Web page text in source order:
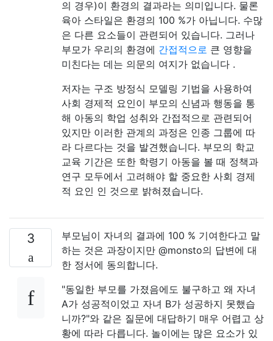
의 경우)이 환경의 결과라는 의미입니다. 물론
육아 스타일은 환경의 100 %가 아닙니다. 수많
은 다른 요소들이 관련되어 있습니다. 그러나
부모가 우리의 환경에 간접적으로 큰 영향을
미친다는 데는 의문의 여지가 없습니다 .
저자는 구조 방정식 모델링 기법을 사용하여
사회 경제적 요인이 부모의 신념과 행동을 통
해 아동의 학업 성취와 간접적으로 관련되어
있지만 이러한 관계의 과정은 인종 그룹에 따
라 다르다는 것을 발견했습니다. 부모의 학교
교육 기간은 또한 학령기 아동을 볼 때 정책과
연구 모두에서 고려해야 할 중요한 사회 경제
적 요인 인 것으로 밝혀졌습니다.
3
부모님이 자녀의 결과에 100 % 기여한다고 말
하는 것은 과장이지만 @monsto의 답변에 대
한 정서에 동의합니다.
"동일한 부모를 가졌음에도 불구하고 왜 자녀
A가 성공적이었고 자녀 B가 성공하지 못했습
니까?"와 같은 질문에 대답하기 매우 어렵고 상
황에 따라 다릅니다. 놀이에는 많은 요소가 있